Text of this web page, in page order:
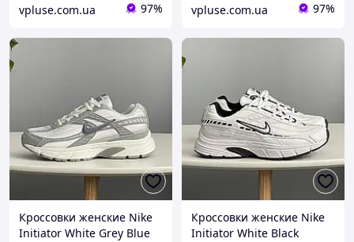
vpluse.com.ua 97% vpluse.com.ua 97%
Кроссовки женские Nike
Initiator White Grey Blue
Кроссовки женские Nike
Initiator White Black